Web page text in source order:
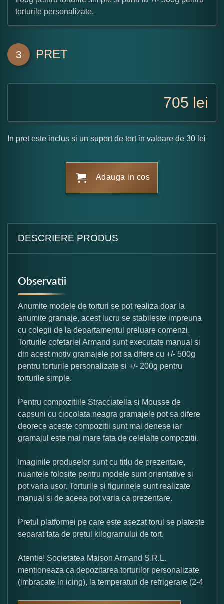
torturile personalizate.
3 PRET
705 lei
In pret este inclus si un suport de tort in valoare de 30 lei
Adauga in cos
DESCRIERE PRODUS
Observatii
Anumite modele de torturi se pot realiza doar la
anumite gramaje, acest lucru se stabileste impreuna
cu colegii de la departamentul preluare comenzi.
Torturile cofetariei Armand sunt executate manual si
din acest motiv gramajele pot sa difere cu +/- 500g
pentru torturile personalizate si +/- 200g pentru
torturile simple.
Pentru compozitiile Stracciatella si Mousse de
capsuni cu ciocolata neagra gramajele pot sa difere
deorece aceste compozitii sunt mai denese iar
gramajul este mai mare fata de celelalte compozitii.
Imaginile produselor sunt cu titlu de prezentare,
nuantele folosite pentru modele sunt orientative si
pot varia usor. Torturile si figurinele sunt realizate
manual si de aceea pot varia ca prezentare.
Pretul platformei pe care este asezat torul se plateste
separat fata de pretul kilogramului de tort.
Atentie! Societatea Maison Armand S.R.L.
mentioneaza ca depozitarea torturilor personalizate
(imbracate in icing), la temperaturi de refrigerare (2-4